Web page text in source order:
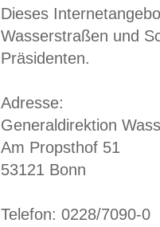
Dieses
Wasserstraßen und
Präsidenten.
Adresse:
Generaldirektion
Am Propsthof 51
53121 Bonn
Telefon: 0228/7090-0